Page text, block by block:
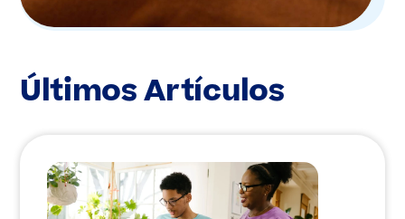
Últimos Artículos